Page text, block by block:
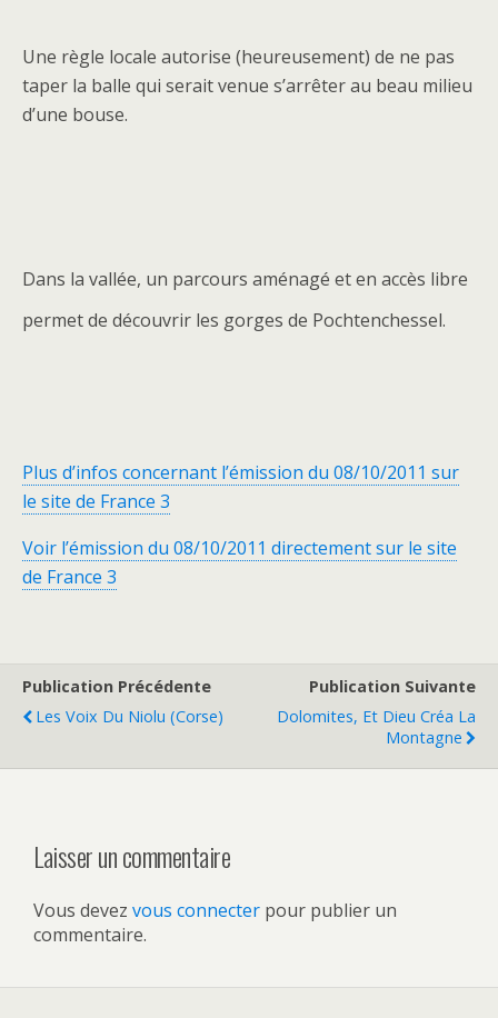
Une règle locale autorise (heureusement) de ne pas
taper la balle qui serait venue s’arrêter au beau milieu
d’une bouse.
Dans la vallée, un parcours aménagé et en accès libre
permet de découvrir les gorges de Pochtenchessel.
Plus d’infos concernant l’émission du 08/10/2011 sur
le site de France 3
Voir l’émission du 08/10/2011 directement sur le site
de France 3
Publication Précédente
Les Voix Du Niolu (Corse)
Publication Suivante
Dolomites, Et Dieu Créa La
Montagne
Laisser un commentaire
Vous devez vous connecter pour publier un
commentaire.